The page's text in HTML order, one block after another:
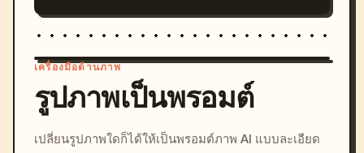
c, cyberpunk sunset, neon
เครื่องมือด้านภาพ
รูปภาพเป็นพรอมต์
เปลี่ยนรูปภาพใดก็ได้ให้เป็นพรอมต์ภาพ AI แบบละเอียด